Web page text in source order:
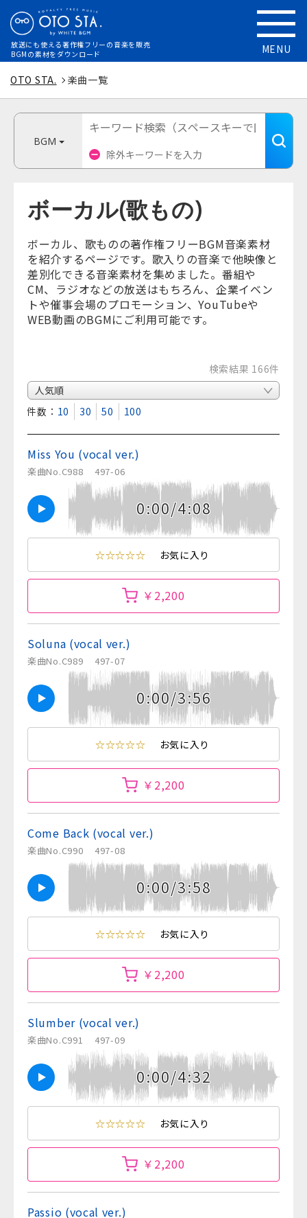
放送にも使える著作権フリーの音楽を販売
BGMの素材をダウンロード
MENU
OTO STA. 楽曲一覧
BGM
ボーカル(歌もの)
ボーカル、歌ものの著作権フリーBGM音楽素材
を紹介するページです。歌入りの音楽で他映像と
差別化できる音楽素材を集めました。番組や
CM、ラジオなどの放送はもちろん、企業イベン
トや催事会場のプロモーション、YouTubeや
WEB動画のBGMにご利用可能です。
検索結果 166件
表示件数： 10 30 50 100
Miss You (vocal ver.)
楽曲No.C988 497-06
0:00/4:08
☆☆☆☆☆ お気に入り
￥2,200
Soluna (vocal ver.)
楽曲No.C989 497-07
0:00/3:56
☆☆☆☆☆ お気に入り
￥2,200
Come Back (vocal ver.)
楽曲No.C990 497-08
0:00/3:58
☆☆☆☆☆ お気に入り
￥2,200
Slumber (vocal ver.)
楽曲No.C991 497-09
0:00/4:32
☆☆☆☆☆ お気に入り
￥2,200
Passio (vocal ver.)